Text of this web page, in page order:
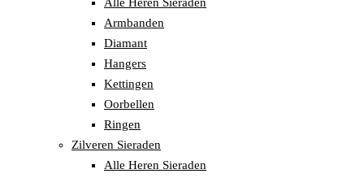
Alle Heren Sieraden
Armbanden
Diamant
Hangers
Kettingen
Oorbellen
Ringen
Zilveren Sieraden
Alle Heren Sieraden